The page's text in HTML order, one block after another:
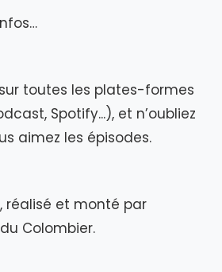
toutes les plates-formes
Spotify...), et n’oubliez
aimez les épisodes.
réalisé et monté par
Colombier.